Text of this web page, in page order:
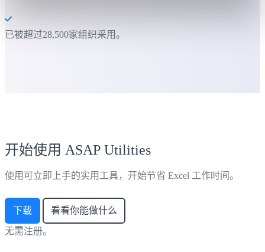
已被超过28,500家组织采用。
开始使用 ASAP Utilities
使用可立即上手的实用工具，开始节省 Excel 工作时间。
下载 看看你能做什么
无需注册。